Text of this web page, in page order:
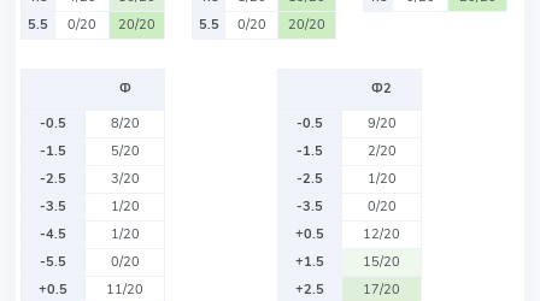
5.5
0/20 20/20
5.5
0/20 20/20
Ф
-0.5
8/20
-1.5
5/20
-2.5
3/20
-3.5
1/20
-4.5
1/20
-5.5
0/20
+0.5
11/20
Ф2
-0.5
9/20
-1.5
2/20
-2.5
1/20
-3.5
0/20
+0.5
12/20
+1.5
15/20
+2.5
17/20